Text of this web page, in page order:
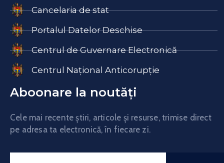
Cancelaria de stat
Portalul Datelor Deschise
Centrul de Guvernare Electronică
Centrul Național Anticorupție
Aboonare la noutăți
Cele mai recente știri, articole și resurse, trimise direct
pe adresa ta electronică, în fiecare zi.